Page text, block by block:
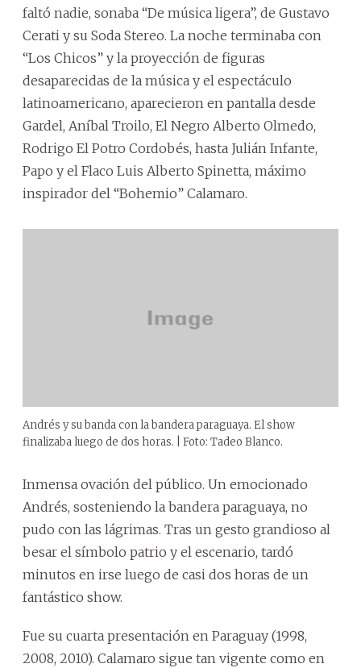
faltó nadie, sonaba “De música ligera”, de Gustavo
Cerati y su Soda Stereo. La noche terminaba con
“Los Chicos” y la proyección de figuras
desaparecidas de la música y el espectáculo
latinoamericano, aparecieron en pantalla desde
Gardel, Aníbal Troilo, El Negro Alberto Olmedo,
Rodrigo El Potro Cordobés, hasta Julián Infante,
Papo y el Flaco Luis Alberto Spinetta, máximo
inspirador del “Bohemio” Calamaro.
Andrés y su banda con la bandera paraguaya. El show
finalizaba luego de dos horas. | Foto: Tadeo Blanco.
Inmensa ovación del público. Un emocionado
Andrés, sosteniendo la bandera paraguaya, no
pudo con las lágrimas. Tras un gesto grandioso al
besar el símbolo patrio y el escenario, tardó
minutos en irse luego de casi dos horas de un
fantástico show.
Fue su cuarta presentación en Paraguay (1998,
2008, 2010). Calamaro sigue tan vigente como en